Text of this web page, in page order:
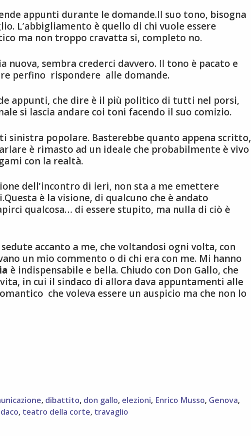
appunti durante le domande.Il suo tono, bisogna
L’abbigliamento è quello di chi vuole essere
ma non troppo cravatta si, completo no.
nuova, sembra crederci davvero. Il tono è pacato e
perfino rispondere alle domande.
appunti, che dire è il più politico di tutti nel porsi,
si lascia andare coi toni facendo il suo comizio.
sinistra popolare. Basterebbe quanto appena scritto,
è rimasto ad un ideale che probabilmente è vivo
con la realtà.
dell’incontro di ieri, non sta a me emettere
è la visione, di qualcuno che è andato
qualcosa… di essere stupito, ma nulla di ciò è
accanto a me, che voltandosi ogni volta, con
un mio commento o di chi era con me. Mi hanno
è indispensabile e bella. Chiudo con Don Gallo, che
in cui il sindaco di allora dava appuntamenti alle
che voleva essere un auspicio ma che non lo
, dibattito, don gallo, elezioni, Enrico Musso, Genova,
, teatro della corte, travaglio